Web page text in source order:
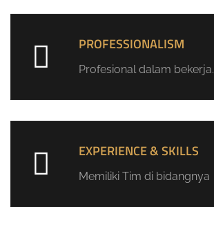
PROFESSIONALISM
Profesional dalam bekerja.
EXPERIENCE & SKILLS
Memiliki Tim di bidangnya